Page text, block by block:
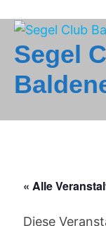
Inhalt
springen
Segel
« Alle
Diese